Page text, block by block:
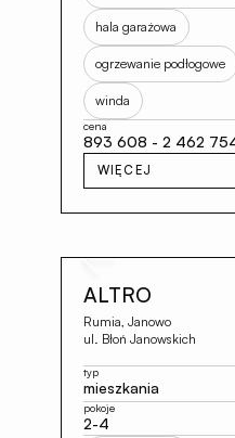
hala garażowa
ogrzewanie podłogowe
winda
cena
893 608 - 2 462
WIĘCEJ
ALTRO
Rumia, Janowo
ul. Błoń Janowskich
typ
mieszkania
pokoje
2-4